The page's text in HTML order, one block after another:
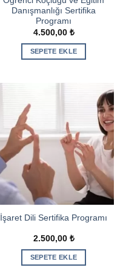
Danışmanlığı Sertifika
Programı
4.500,00 ₺
SEPETE EKLE
İşaret Dili Sertifika Programı
2.500,00 ₺
SEPETE EKLE